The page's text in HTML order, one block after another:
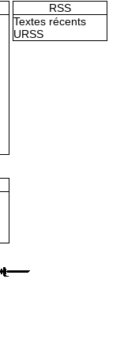
RSS
Textes récents
URSS